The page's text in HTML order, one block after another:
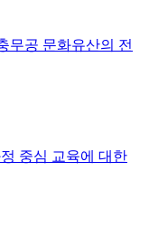
무공 문화유산의 전
중심 교육에 대한